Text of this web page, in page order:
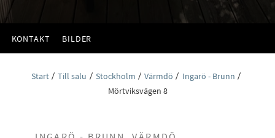
KONTAKT BILDER
Start Till salu Stockholm Värmdö
Ingarö - Brunn
Mörtviksvägen 8